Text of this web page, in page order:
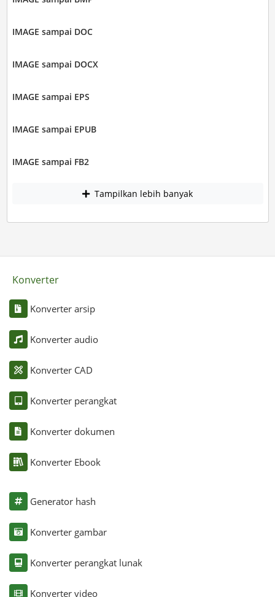
IMAGE sampai DOC
IMAGE sampai DOCX
IMAGE sampai EPS
IMAGE sampai EPUB
IMAGE sampai FB2
Tampilkan lebih banyak
Konverter
Konverter arsip
Konverter audio
Konverter CAD
Konverter perangkat
Konverter dokumen
Konverter Ebook
Generator hash
Konverter gambar
Konverter perangkat lunak
Konverter video